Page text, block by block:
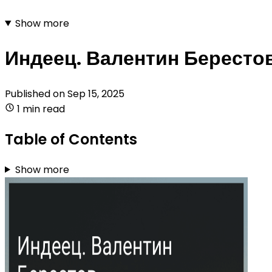
Show more
Индеец. Валентин
Published onSep 15, 2025
1 min read
Table of Contents
Show more